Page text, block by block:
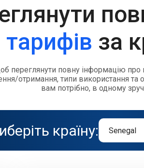
тарифів за
переглянути повну інформацію
отримання, типи використання та
вам потрібно, в одному
країну: